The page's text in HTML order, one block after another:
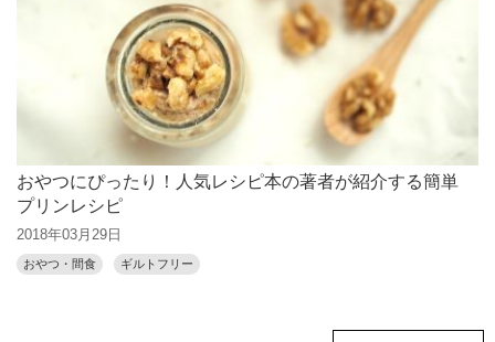
おやつにぴったり！人気レシピ本の著者が紹介する簡単
プリンレシピ
2018年03月29日
おやつ・間食 ギルトフリー